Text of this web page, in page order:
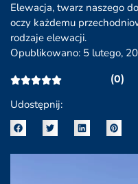
Elewacja, twarz naszego
oczy każdemu
rodzaje elewacji.
Opublikowano: 5 lutego,
(0)
Udostępnij: